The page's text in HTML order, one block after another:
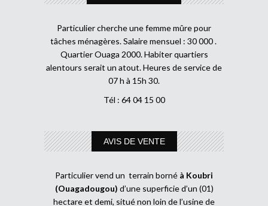
Particulier cherche une femme mûre pour
tâches ménagères. Salaire mensuel : 30 000 .
Quartier Ouaga 2000. Habiter quartiers
alentours serait un atout. Heures de service de
07 h à 15h 30.
Tél : 64 04 15 00
AVIS DE VENTE
Particulier vend un terrain borné à Koubri
(Ouagadougou) d’une superficie d’un (01)
hectare et demi, situé non loin de l’usine de